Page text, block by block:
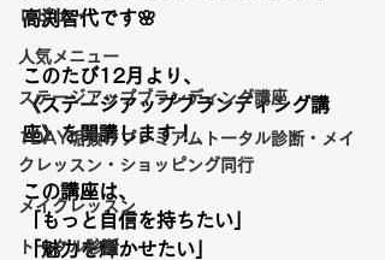
レビュー
人気メニュー
ステージアップブランディング講座
1DAY垢抜けプレミアムトータル診断・メイ
クレッスン・ショッピング同行
メイクレッスン
トータル診断
高渕智代です🌸
このたび12月より、
《ステージアップブランディング講
座》を開講します！
この講座は、
「もっと自信を持ちたい」
「魅力を輝かせたい」